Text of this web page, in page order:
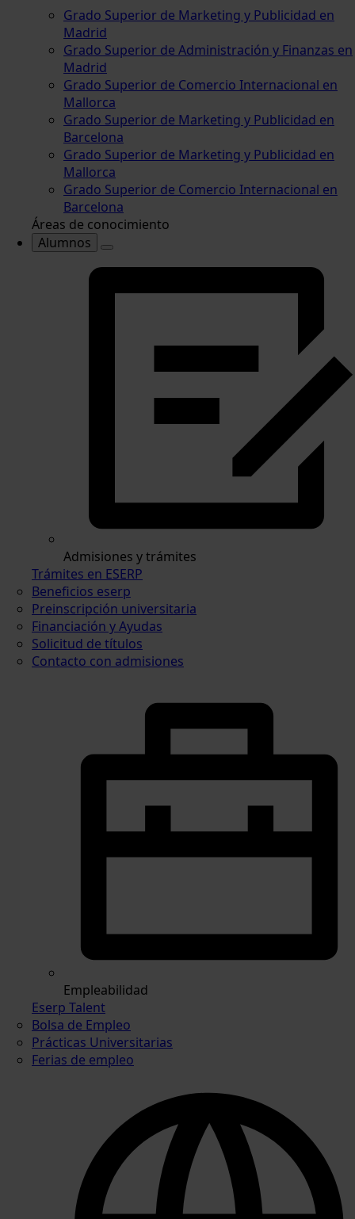
Grado Superior de Marketing y Publicidad en
Madrid
Grado Superior de Administración y Finanzas en
Madrid
Grado Superior de Comercio Internacional en
Mallorca
Grado Superior de Marketing y Publicidad en
Barcelona
Grado Superior de Marketing y Publicidad en
Mallorca
Grado Superior de Comercio Internacional en
Barcelona
Áreas de conocimiento
Alumnos
Admisiones y trámites
Trámites en ESERP
Beneficios eserp
Preinscripción universitaria
Financiación y Ayudas
Solicitud de títulos
Contacto con admisiones
Empleabilidad
Eserp Talent
Bolsa de Empleo
Prácticas Universitarias
Ferias de empleo